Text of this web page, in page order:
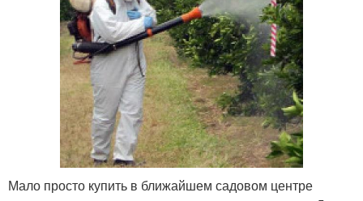
Мало просто купить в ближайшем садовом центре